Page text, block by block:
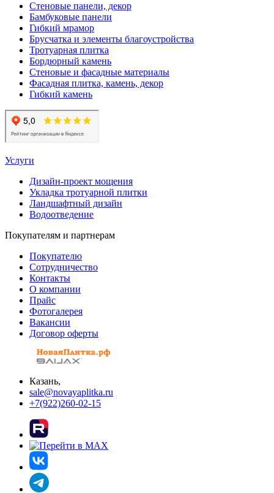
Стеновые панели, декор
Бамбуковые панели
Гибкий мрамор
Брусчатка и элементы благоустройства
Тротуарная плитка
Бордюрный камень
Стеновые и фасадные материалы
Фасадная плитка, камень, декор
Гибкий камень
Услуги
Дизайн-проект мощения
Укладка тротуарной плитки
Ландшафтный дизайн
Водоотведение
Покупателям и партнерам
Покупателю
Сотрудничество
Контакты
О компании
Прайс
Фотогалерея
Вакансии
Договор оферты
Казань,
sale@novayaplitka.ru
+7(922)260-02-15